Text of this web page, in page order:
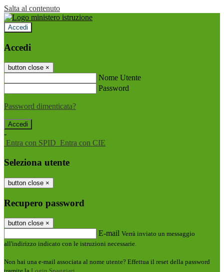
Salta al contenuto
Accedi
Accedi
button close ×
Nome Utente
Password
Password dimenticata?
-
Entra con SPID Entra con CIE
Seleziona utente
button close ×
Recupero password
button close ×
E-mail Verrà inviato un messaggio
all'indirizzo indicato con le istruzioni necessarie.
Non hai una e-mail associata al nome utente? Effettua il reset della password